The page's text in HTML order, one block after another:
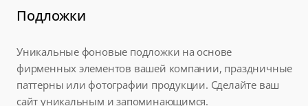
Подложки
Уникальные фоновые подложки на основе
фирменных элементов вашей компании, праздничные
паттерны или фотографии продукции. Сделайте ваш
сайт уникальным и запоминающимся.